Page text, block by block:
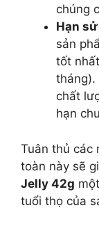
chúng
Hạn
sản
tốt
tháng).
chất
hạn
Tuân thủ các
toàn này sẽ
Jelly 42g
tuổi thọ của